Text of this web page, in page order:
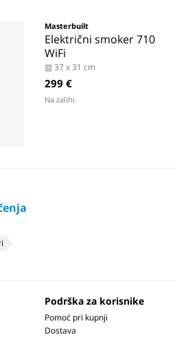
Masterbuilt
Električni smoker 710
WiFi
▥ 37 x 31 cm
299 €
Na zalihi.
Podrška za korisnike
Pomoć pri kupnji
Dostava